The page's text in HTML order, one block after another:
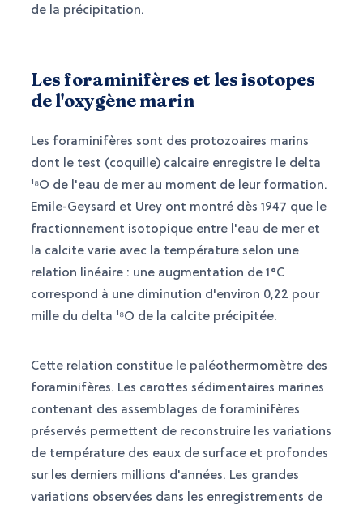
de la précipitation.
Les foraminifères et les isotopes
de l'oxygène marin
Les foraminifères sont des protozoaires marins
dont le test (coquille) calcaire enregistre le delta
¹⁸O de l'eau de mer au moment de leur formation.
Emile-Geysard et Urey ont montré dès 1947 que le
fractionnement isotopique entre l'eau de mer et
la calcite varie avec la température selon une
relation linéaire : une augmentation de 1°C
correspond à une diminution d'environ 0,22 pour
mille du delta ¹⁸O de la calcite précipitée.
Cette relation constitue le paléothermomètre des
foraminifères. Les carottes sédimentaires marines
contenant des assemblages de foraminifères
préservés permettent de reconstruire les variations
de température des eaux de surface et profondes
sur les derniers millions d'années. Les grandes
variations observées dans les enregistrements de